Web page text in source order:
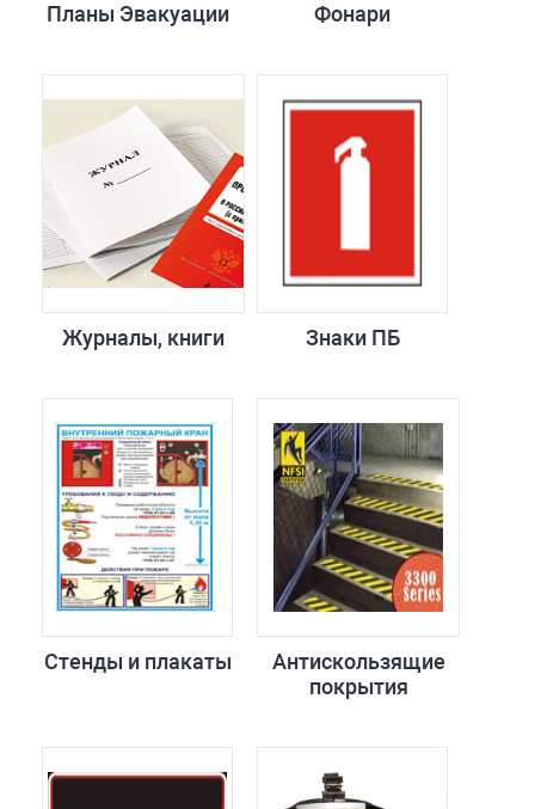
Планы Эвакуации Фонари
Журналы, книги Знаки ПБ
Стенды и плакаты
Антискользящие
покрытия